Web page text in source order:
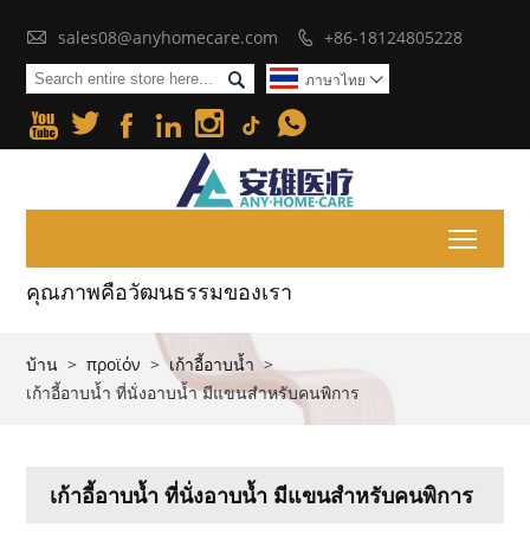
 sales08@anyhomecare.com  +86-18124805228
 ภาษาไทย 
     
คุณภาพคือวัฒนธรรมของเรา
บ้าน > προϊόν > เก้าอี้อาบน้ำ >
เก้าอี้อาบน้ำ ที่นั่งอาบน้ำ มีแขนสำหรับคนพิการ
เก้าอี้อาบน้ำ ที่นั่งอาบน้ำ มีแขนสำหรับคนพิการ